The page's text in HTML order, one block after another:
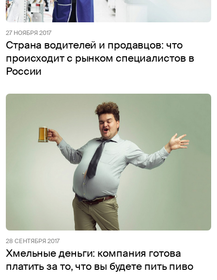
27 НОЯБРЯ 2017
Страна водителей и продавцов: что
происходит с рынком специалистов в
России
28 СЕНТЯБРЯ 2017
Хмельные деньги: компания готова
платить за то, что вы будете пить пиво